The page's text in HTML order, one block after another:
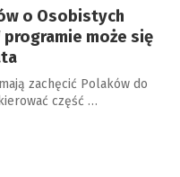
o Osobistych
może się
zachęcić Polaków do
część …